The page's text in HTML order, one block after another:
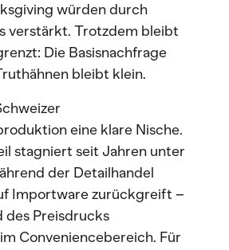
würden durch
verstärkt. Trotzdem bleibt
Die Basisnachfrage
bleibt klein.
eine klare Nische.
stagniert seit Jahren unter
der Detailhandel
Importware zurückgreift –
des Preisdrucks
Conveniencebereich. Für